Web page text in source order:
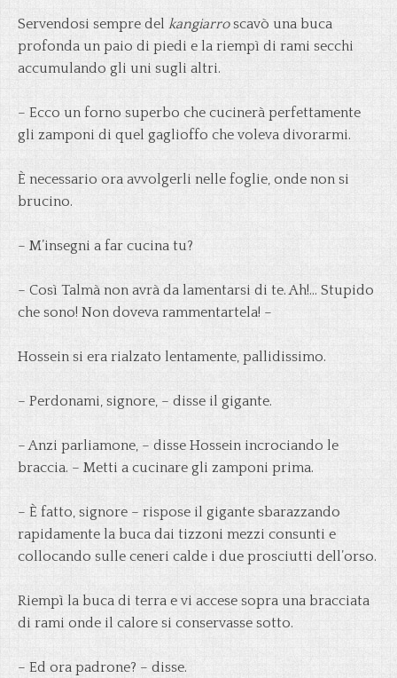
Servendosi sempre del kangiarroscavò una buca
profonda un paio di piedi e la riempì di rami secchi
accumulando gli uni sugli altri.
– Ecco un forno superbo che cucinerà perfettamente
gli zamponi di quel gaglioffo che voleva divorarmi.
È necessario ora avvolgerli nelle foglie, onde non si
brucino.
– M’insegni a far cucina tu?
– Così Talmà non avrà da lamentarsi di te. Ah!… Stupido
che sono! Non doveva rammentartela! –
Hossein si era rialzato lentamente, pallidissimo.
– Perdonami, signore, – disse il gigante.
– Anzi parliamone, – disse Hossein incrociando le
braccia. – Metti a cucinare gli zamponi prima.
– È fatto, signore – rispose il gigante sbarazzando
rapidamente la buca dai tizzoni mezzi consunti e
collocando sulle ceneri calde i due prosciutti dell’orso.
Riempì la buca di terra e vi accese sopra una bracciata
di rami onde il calore si conservasse sotto.
– Ed ora padrone? – disse.